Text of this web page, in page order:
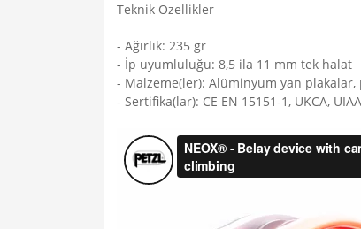
Teknik Özellikler
- Ağırlık: 235 gr
- İp uyumluluğu: 8,5 ila 11 mm tek halat
- Malzeme(ler): Alüminyum yan
- Sertifika(lar): CE EN 15151-1, UKCA, UIAA